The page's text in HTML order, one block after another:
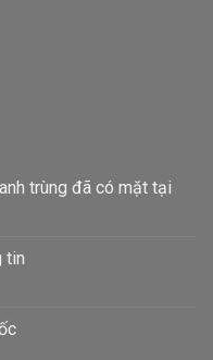
trùng đã có mặt tại
tin